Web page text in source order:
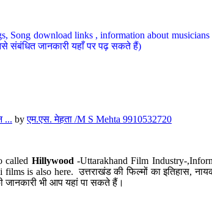
Song download links , information about
संबंधित जानकारी यहाँ पर पढ़ सकते हैं)
... byएम.एस. मेहता /M S Mehta 9910532720
called Hillywood-Uttarakhand Film Industry-
is also here. उत्तराखंड की फिल्मों का इतिहास,
जानकारी भी आप यहां पा सकते हैं।